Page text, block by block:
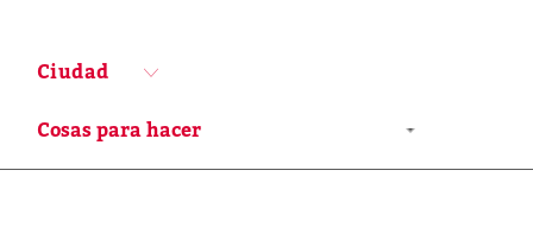
Ciudad